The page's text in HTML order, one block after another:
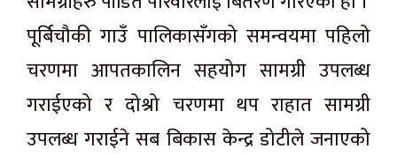
पूर्बिचौकी गाउँ पालिकासँगको समन्वयमा पहिलो
चरणमा आपतकालिन सहयोग सामग्री उपलब्ध
गराईएको र दोश्रो चरणमा थप राहात सामग्री
उपलब्ध गराईने सब बिकास केन्द्र डोटीले जनाएको